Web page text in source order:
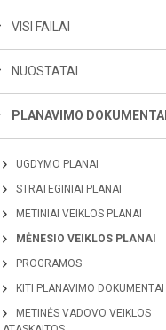
VISI FAILAI
NUOSTATAI
PLANAVIMO DOKUMENTAI
UGDYMO PLANAI
STRATEGINIAI PLANAI
METINIAI VEIKLOS PLANAI
MĖNESIO VEIKLOS PLANAI
PROGRAMOS
KITI PLANAVIMO DOKUMENTAI
METINĖS VADOVO VEIKLOS